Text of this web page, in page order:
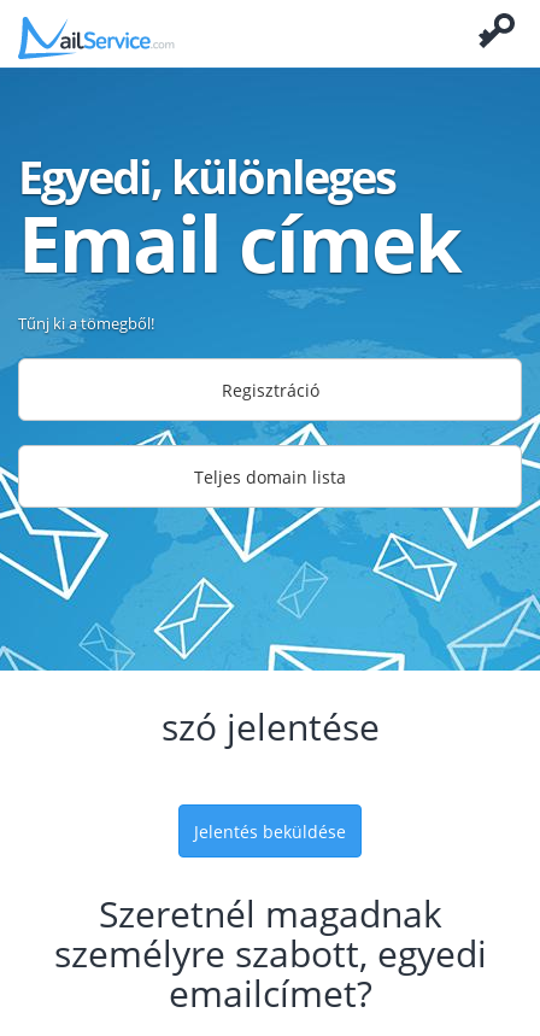
Egyedi, különleges
Email címek
Tűnj ki a tömegből!
Regisztráció
Teljes domain lista
szó jelentése
Jelentés beküldése
Szeretnél magadnak
személyre szabott, egyedi
emailcímet?